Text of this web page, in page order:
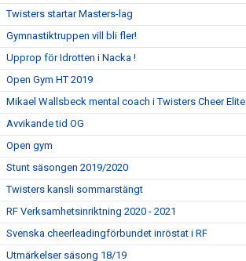
Twisters startar Masters-lag
Gymnastiktruppen vill bli fler!
Upprop för Idrotten i Nacka !
Open Gym HT 2019
Mikael Wallsbeck mental coach i Twisters Cheer Elite
Avvikande tid OG
Open gym
Stunt säsongen 2019/2020
Twisters kansli sommarstängt
RF Verksamhetsinriktning 2020 - 2021
Svenska cheerleadingförbundet inröstat i RF
Utmärkelser säsong 18/19